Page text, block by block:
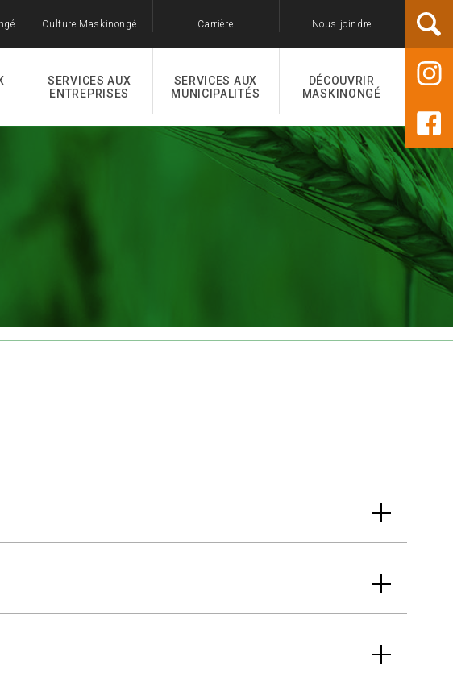
Culture Maskinongé Carrière Nous joindre
SERVICES AUX
ENTREPRISES
SERVICES AUX
MUNICIPALITÉS
DÉCOUVRIR
MASKINONGÉ